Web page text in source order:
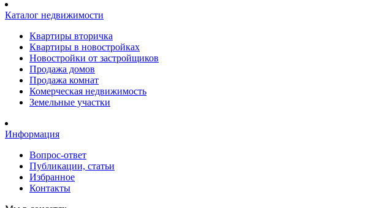
Каталог недвижимости
Квартиры вторичка
Квартиры в новостройках
Новостройки от застройщиков
Продажа домов
Продажа комнат
Комерческая недвижимость
Земельные участки
Информация
Вопрос-ответ
Публикации, статьи
Избранное
Контакты